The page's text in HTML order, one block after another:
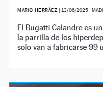
MARIO HERRÁEZ | 13/06/2025|
El Bugatti Calandre es
la parrilla de los
solo van a fabricarse 99